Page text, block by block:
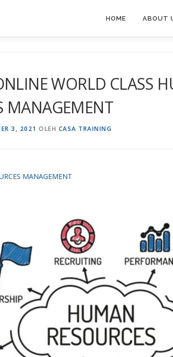
HOME ABOUT
WORLD CLASS
MANAGEMENT
3, 2021 OLEH CASA TRAINING
MANAGEMENT